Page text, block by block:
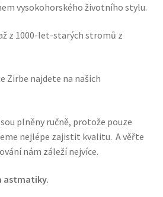
vysokohorského životního stylu.
z 1000-let-starých stromů z
Zirbe najdete na našich
plněny ručně, protože pouze
nejlépe zajistit kvalitu. A věřte
nám záleží nejvíce.
astmatiky.